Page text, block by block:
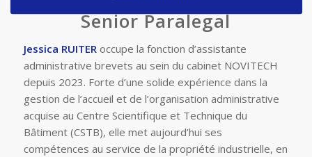
Senior Paralegal
Jessica RUITER occupe la fonction d’assistante
administrative brevets au sein du cabinet NOVITECH
depuis 2023. Forte d’une solide expérience dans la
gestion de l’accueil et de l’organisation administrative
acquise au Centre Scientifique et Technique du
Bâtiment (CSTB), elle met aujourd’hui ses
compétences au service de la propriété industrielle, en